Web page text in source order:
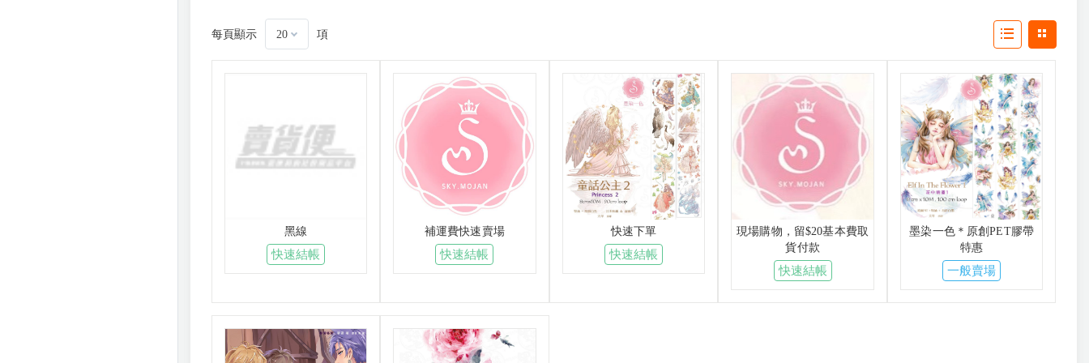
每頁顯示 20 項
黑線
快速結帳
補運費快速賣場
快速結帳
快速下單
快速結帳
現場購物，留$20基本費取
貨付款
快速結帳
墨染一色＊原創PET膠帶
特惠
一般賣場